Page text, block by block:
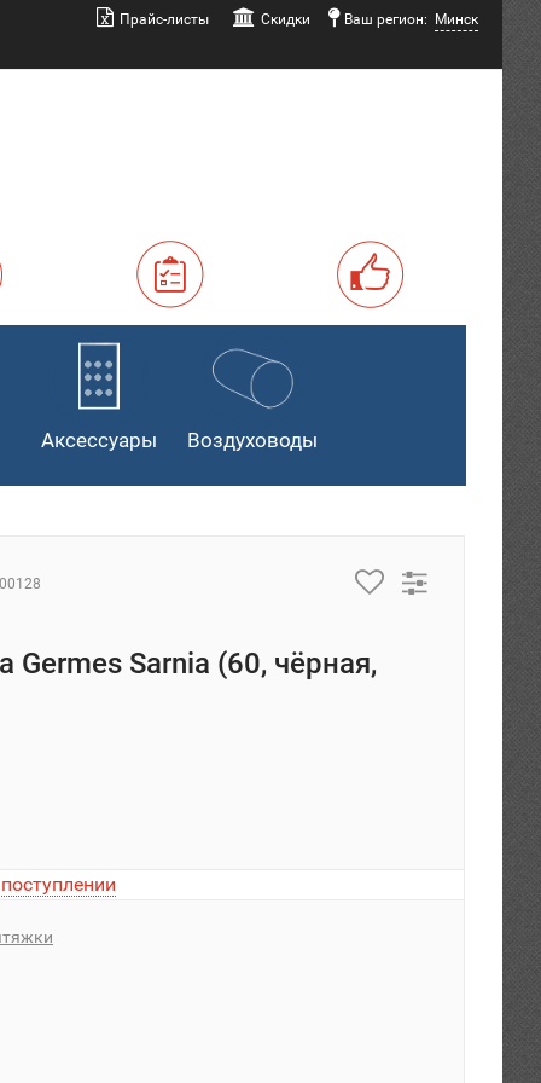
Прайс-листы Скидки Ваш регион: Минск
Аксессуары Воздуховоды
Germes Sarnia (60, чёрная,